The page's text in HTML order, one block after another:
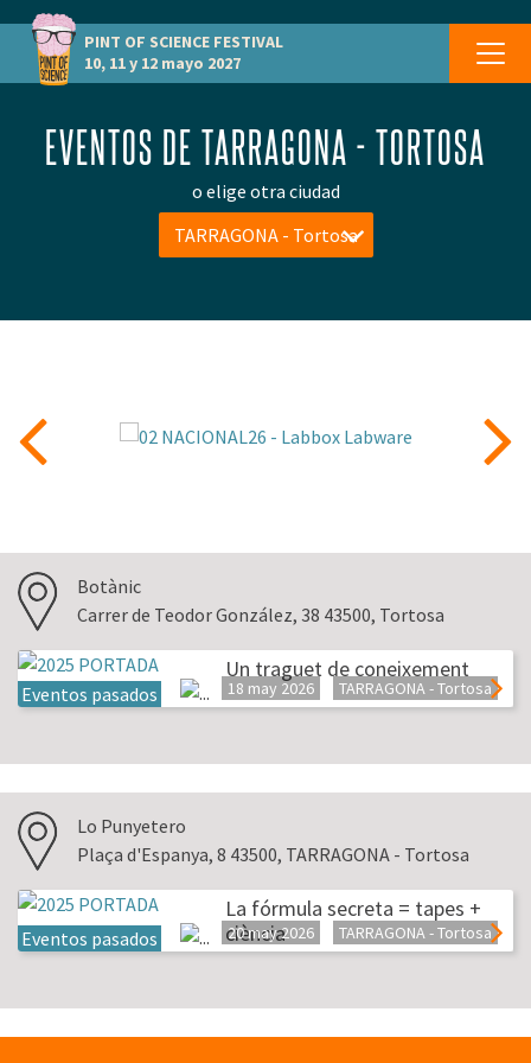
PINT OF SCIENCE FESTIVAL
10, 11 y 12 mayo 2027
EVENTOS DE TARRAGONA - TORTOSA
o elige otra ciudad
TARRAGONA - Tortosa
Botànic
Carrer de Teodor González, 38 43500, Tortosa
Eventos pasados
Un traguet de coneixement
18 may 2026 TARRAGONA - Tortosa
Lo Punyetero
Plaça d'Espanya, 8 43500, TARRAGONA - Tortosa
Eventos pasados
La fórmula secreta = tapes +
ciència
20 may 2026 TARRAGONA - Tortosa